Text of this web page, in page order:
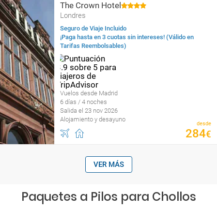
The Crown Hotel
Londres
Seguro de Viaje Incluido
¡Paga hasta en 3 cuotas sin intereses! (Válido en
Tarifas Reembolsables)
Vuelos desde Madrid
6 días / 4 noches
Salida el 23 nov 2026
Alojamiento y desayuno
desde
284€
VER MÁS
Paquetes a Pilos para Chollos